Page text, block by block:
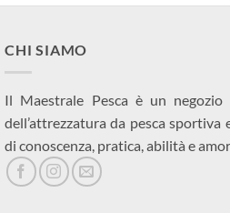
CHI SIAMO
Il Maestrale Pesca è un negozio
dell’attrezzatura da pesca sportiva
di conoscenza, pratica, abilità e